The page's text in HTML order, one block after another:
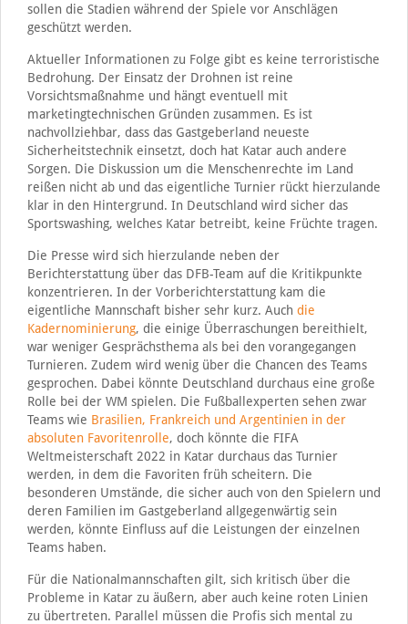
sollen die Stadien während der Spiele vor Anschlägen
geschützt werden.
Aktueller Informationen zu Folge gibt es keine terroristische
Bedrohung. Der Einsatz der Drohnen ist reine
Vorsichtsmaßnahme und hängt eventuell mit
marketingtechnischen Gründen zusammen. Es ist
nachvollziehbar, dass das Gastgeberland neueste
Sicherheitstechnik einsetzt, doch hat Katar auch andere
Sorgen. Die Diskussion um die Menschenrechte im Land
reißen nicht ab und das eigentliche Turnier rückt hierzulande
klar in den Hintergrund. In Deutschland wird sicher das
Sportswashing, welches Katar betreibt, keine Früchte tragen.
Die Presse wird sich hierzulande neben der
Berichterstattung über das DFB-Team auf die Kritikpunkte
konzentrieren. In der Vorberichterstattung kam die
eigentliche Mannschaft bisher sehr kurz. Auch die
Kadernominierung, die einige Überraschungen bereithielt,
war weniger Gesprächsthema als bei den vorangegangen
Turnieren. Zudem wird wenig über die Chancen des Teams
gesprochen. Dabei könnte Deutschland durchaus eine große
Rolle bei der WM spielen. Die Fußballexperten sehen zwar
Teams wie Brasilien, Frankreich und Argentinien in der
absoluten Favoritenrolle, doch könnte die FIFA
Weltmeisterschaft 2022 in Katar durchaus das Turnier
werden, in dem die Favoriten früh scheitern. Die
besonderen Umstände, die sicher auch von den Spielern und
deren Familien im Gastgeberland allgegenwärtig sein
werden, könnte Einfluss auf die Leistungen der einzelnen
Teams haben.
Für die Nationalmannschaften gilt, sich kritisch über die
Probleme in Katar zu äußern, aber auch keine roten Linien
zu übertreten. Parallel müssen die Profis sich mental zu